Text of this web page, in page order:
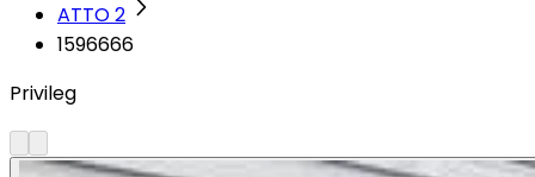
ATTO 2
1596666
Privileg